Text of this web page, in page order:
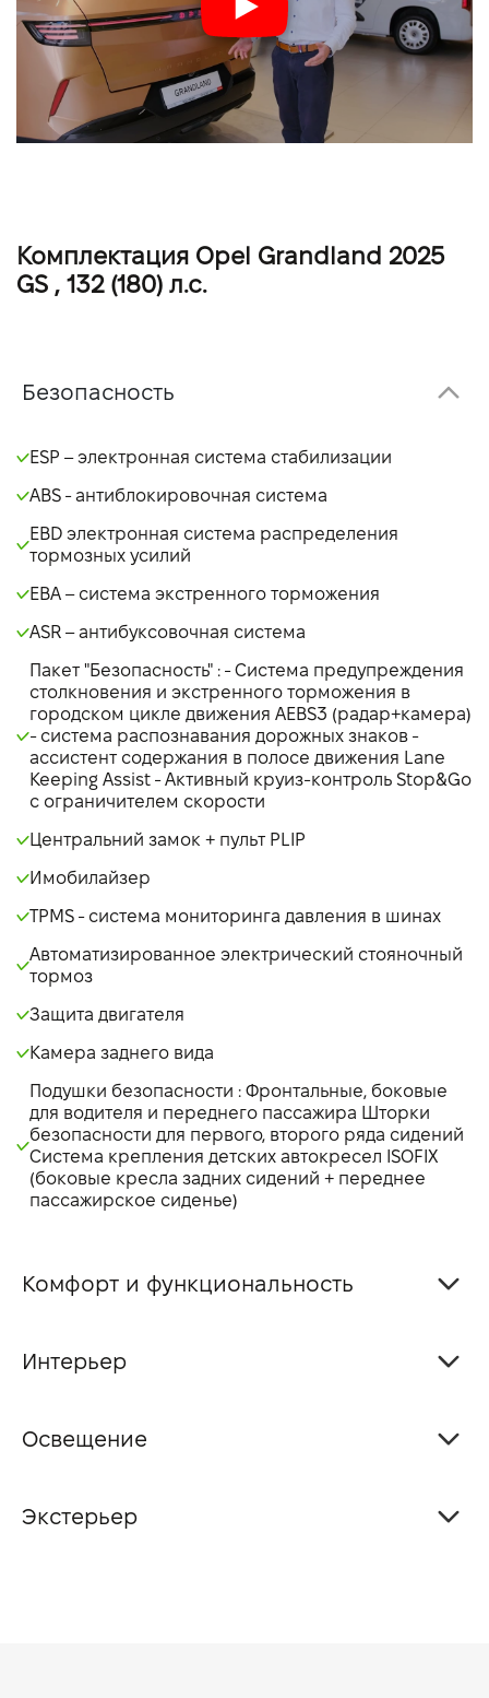
Комплектация Opel Grandland 2025
GS , 132 (180) л.с.
Безопасность
ESP – электронная система стабилизации
ABS - антиблокировочная система
EBD электронная система распределения
тормозных усилий
EBA – система экстренного торможения
ASR – антибуксовочная система
Пакет "Безопасность" : - Система предупреждения
столкновения и экстренного торможения в
городском цикле движения AEBS3 (радар+камера)
- система распознавания дорожных знаков -
ассистент содержания в полосе движения Lane
Keeping Assist - Активный круиз-контроль Stop&Go
с ограничителем скорости
Центральний замок + пульт PLIP
Имобилайзер
TPMS - система мониторинга давления в шинах
Автоматизированное электрический стояночный
тормоз
Защита двигателя
Камера заднего вида
Подушки безопасности : Фронтальные, боковые
для водителя и переднего пассажира Шторки
безопасности для первого, второго ряда сидений
Система крепления детских автокресел ISOFIX
(боковые кресла задних сидений + переднее
пассажирское сиденье)
Комфорт и функциональность
Интерьер
Освещение
Экстерьер